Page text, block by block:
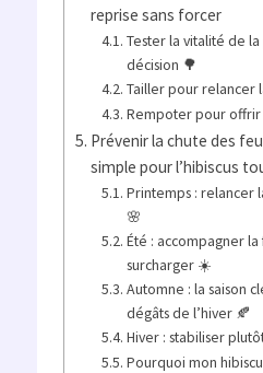
reprise sans forcer
Tester la vitalité de
décision 🌳
Tailler pour
Rempoter pour offrir
Prévenir la chute des
simple pour l’hibiscus
Printemps : relancer
🌸
Été : accompagner la
surcharger ☀️
Automne : la saison
dégâts de l’hiver 🍂
Hiver : stabiliser
Pourquoi mon